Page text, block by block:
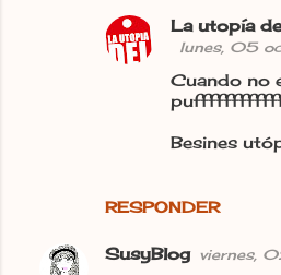
RESPONDER
La utopía
lunes, 05
Cuando no
Besines
SusyBlog viernes,